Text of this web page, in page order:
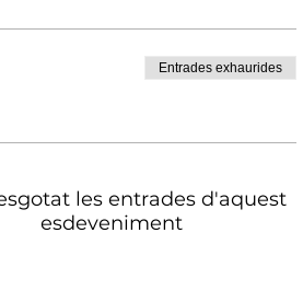
Entrades exhaurides
les entrades d'aquest
esdeveniment